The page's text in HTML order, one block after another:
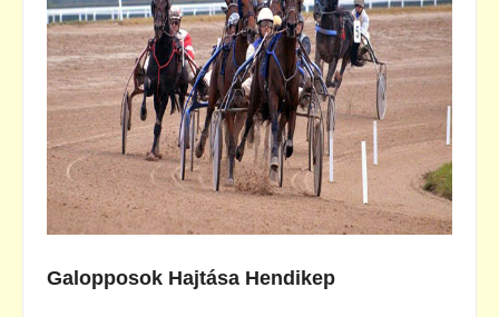
Galopposok Hajtása Hendikep